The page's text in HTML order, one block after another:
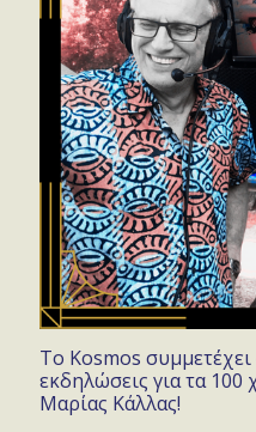
Το Kosmos συμμετέχει
εκδηλώσεις για τα 100
Μαρίας Κάλλας!